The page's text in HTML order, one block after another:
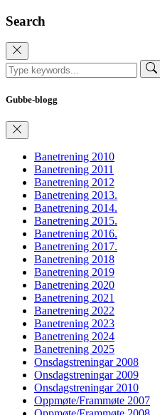
Search
Gubbe-blogg
Banetrening 2010
Banetrening 2011
Banetrening 2012
Banetrening 2013.
Banetrening 2014.
Banetrening 2015.
Banetrening 2016.
Banetrening 2017.
Banetrening 2018
Banetrening 2019
Banetrening 2020
Banetrening 2021
Banetrening 2022
Banetrening 2023
Banetrening 2024
Banetrening 2025
Onsdagstreningar 2008
Onsdagstreningar 2009
Onsdagstreningar 2010
Oppmøte/Frammøte 2007